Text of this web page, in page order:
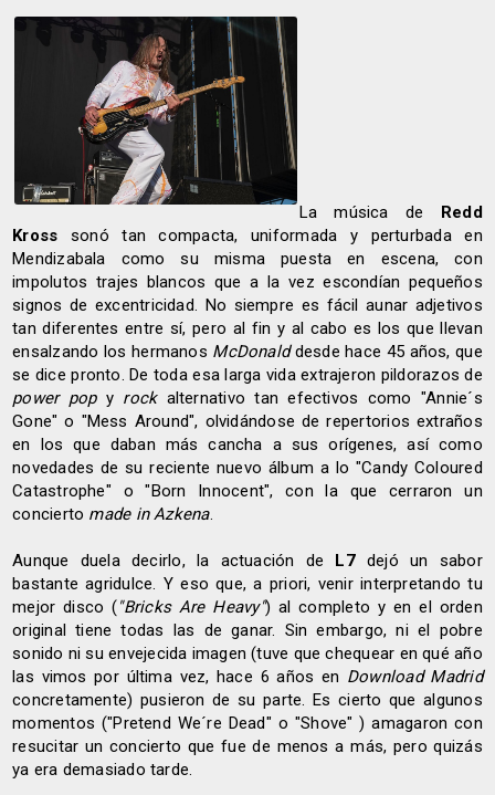
La música de
Redd
Kross sonó tan compacta, uniformada y perturbada en
Mendizabala como su misma puesta en escena, con
impolutos trajes blancos que a la vez escondían pequeños
signos de excentricidad. No siempre es fácil aunar adjetivos
tan diferentes entre sí, pero al fin y al cabo es los que llevan
ensalzando los hermanos McDonalddesde hace 45 años, que
se dice pronto. De toda esa larga vida extrajeron pildorazos de
power popy rockalternativo tan efectivos como "Annie´s
Gone" o "Mess Around", olvidándose de repertorios extraños
en los que daban más cancha a sus orígenes, así como
novedades de su reciente nuevo álbum a lo "Candy Coloured
Catastrophe" o "Born Innocent", con la que cerraron un
concierto made in Azkena.
Aunque duela decirlo, la actuación de L7dejó un sabor
bastante agridulce. Y eso que, a priori, venir interpretando tu
mejor disco ("Bricks Are Heavy") al completo y en el orden
original tiene todas las de ganar. Sin embargo, ni el pobre
sonido ni su envejecida imagen (tuve que chequear en qué año
las vimos por última vez, hace 6 años en Download Madrid
concretamente) pusieron de su parte. Es cierto que algunos
momentos ("Pretend We´re Dead" o "Shove" ) amagaron con
resucitar un concierto que fue de menos a más, pero quizás
ya era demasiado tarde.